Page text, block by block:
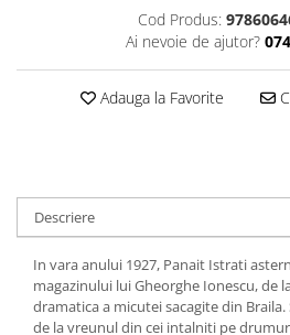
Sociologie si filozofieCod Produs:
Ai nevoie de ajutor?
Adauga la Favorite
Descriere
In vara anului 1927, Panait Istrati
magazinului lui Gheorghe Ionescu, de
dramatica a micutei sacagite din
de la vreunul din cei intalniti pe